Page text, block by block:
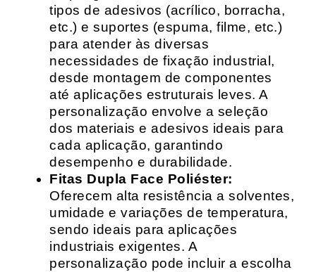
tipos de adesivos (acrílico, borracha,
etc.) e suportes (espuma, filme, etc.)
para atender às diversas
necessidades de fixação industrial,
desde montagem de componentes
até aplicações estruturais leves. A
personalização envolve a seleção
dos materiais e adesivos ideais para
cada aplicação, garantindo
desempenho e durabilidade.
Fitas Dupla Face Poliéster:
Oferecem alta resistência a solventes,
umidade e variações de temperatura,
sendo ideais para aplicações
industriais exigentes. A
personalização pode incluir a escolha